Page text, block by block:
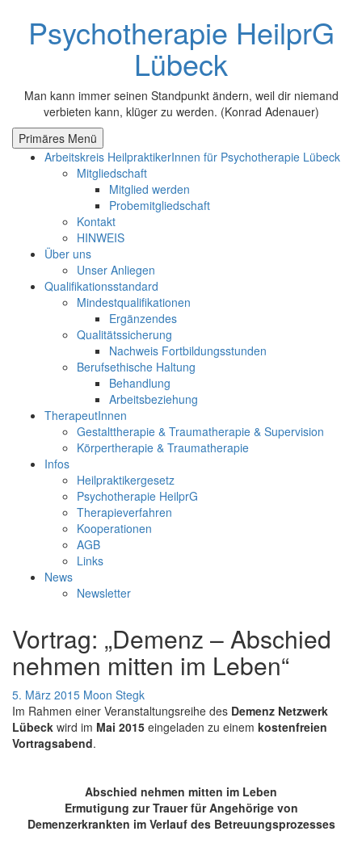
springenPsychotherapie HeilprG
Lübeck
Man kann immer seinen Standpunkt ändern, weil dir niemand
verbieten kann, klüger zu werden. (Konrad Adenauer)
Primäres Menü
Arbeitskreis HeilpraktikerInnen für Psychotherapie Lübeck
Mitgliedschaft
Mitglied werden
Probemitgliedschaft
Kontakt
HINWEIS
Über uns
Unser Anliegen
Qualifikationsstandard
Mindestqualifikationen
Ergänzendes
Qualitätssicherung
Nachweis Fortbildungsstunden
Berufsethische Haltung
Behandlung
Arbeitsbeziehung
TherapeutInnen
Gestalttherapie & Traumatherapie & Supervision
Körpertherapie & Traumatherapie
Infos
Heilpraktikergesetz
Psychotherapie HeilprG
Therapieverfahren
Kooperationen
AGB
Links
News
Newsletter
Vortrag: „Demenz – Abschied
nehmen mitten im Leben“
5. März 2015 Moon Stegk
Im Rahmen einer Veranstaltungsreihe des Demenz Netzwerk
Lübeck wird im Mai 2015 eingeladen zu einem kostenfreien
Vortragsabend.
Abschied nehmen mitten im Leben
Ermutigung zur Trauer für Angehörige von
Demenzerkrankten im Verlauf des Betreuungsprozesses